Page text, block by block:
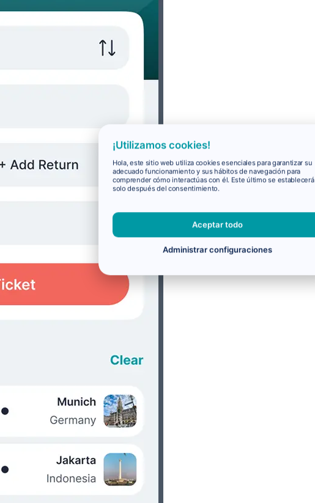
¡Utilizamos cookies!
Hola, este sitio web utiliza cookies esenciales para garantizar su
adecuado funcionamiento y sus hábitos de navegación para
comprender cómo interactúas con él. Este último se establecerá
solo después del consentimiento.
Aceptar todo
Administrar configuraciones